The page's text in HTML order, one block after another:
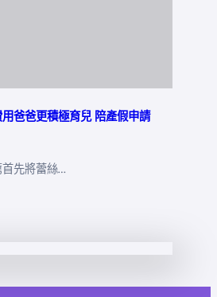
爸爸更積極育兒 陪產假申請
先將蕾絲…